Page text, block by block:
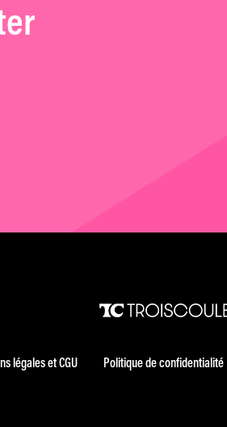
légales et CGU Politique de confidentialité